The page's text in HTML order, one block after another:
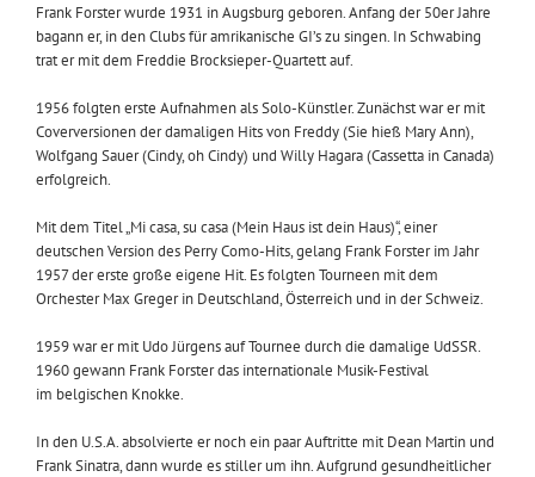
Frank Forster wurde 1931 in Augsburg geboren. Anfang der 50er Jahre
bagann er, in den Clubs für amrikanische GI’s zu singen. In Schwabing
trat er mit dem Freddie Brocksieper-Quartett auf.
1956 folgten erste Aufnahmen als Solo-Künstler. Zunächst war er mit
Coverversionen der damaligen Hits von Freddy (Sie hieß Mary Ann),
Wolfgang Sauer (Cindy, oh Cindy) und Willy Hagara (Cassetta in Canada)
erfolgreich.
Mit dem Titel „Mi casa, su casa (Mein Haus ist dein Haus)“, einer
deutschen Version des Perry Como-Hits, gelang Frank Forster im Jahr
1957 der erste große eigene Hit. Es folgten Tourneen mit dem
Orchester Max Greger in Deutschland, Österreich und in der Schweiz.
1959 war er mit Udo Jürgens auf Tournee durch die damalige UdSSR.
1960 gewann Frank Forster das internationale Musik-Festival
im belgischen Knokke.
In den U.S.A. absolvierte er noch ein paar Auftritte mit Dean Martin und
Frank Sinatra, dann wurde es stiller um ihn. Aufgrund gesundheitlicher